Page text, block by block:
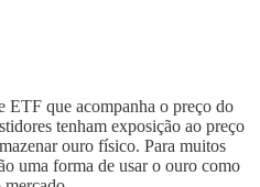
ETF que acompanha o preço do
tenham exposição ao preço
ouro físico. Para muitos
uma forma de usar o ouro como